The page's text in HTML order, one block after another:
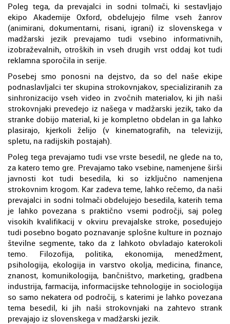
Poleg tega, da prevajalci in sodni tolmači, ki sestavljajo
ekipo Akademije Oxford, obdelujejo filme vseh žanrov
(animirani, dokumentarni, risani, igrani) iz slovenskega v
madžarski jezik prevajamo tudi vsebino informativnih,
izobraževalnih, otroških in vseh drugih vrst oddaj kot tudi
reklamna sporočila in serije.
Posebej smo ponosni na dejstvo, da so del naše ekipe
podnaslavljalci ter skupina strokovnjakov, specializiranih za
sinhronizacijo vseh video in zvočnih materialov, ki jih naši
strokovnjaki prevedejo iz našega v madžarski jezik, tako da
stranke dobijo material, ki je kompletno obdelan in ga lahko
plasirajo, kjerkoli želijo (v kinematografih, na televiziji,
spletu, na radijskih postajah).
Poleg tega prevajamo tudi vse vrste besedil, ne glede na to,
za katero temo gre. Prevajamo tako vsebine, namenjene širši
javnosti kot tudi besedila, ki so izključno namenjena
strokovnim krogom. Kar zadeva teme, lahko rečemo, da naši
prevajalci in sodni tolmači obdelujejo besedila, katerih tema
je lahko povezana s praktično vsemi področji, saj poleg
visokih kvalifikacij v okviru prevajalske stroke, posedujejo
tudi posebno bogato poznavanje splošne kulture in poznajo
številne segmente, tako da z lahkoto obvladajo katerokoli
temo. Filozofija, politika, ekonomija, menedžment,
psihologija, ekologija in varstvo okolja, medicina, finance,
znanost, komunikologija, bančništvo, marketing, gradbena
industrija, farmacija, informacijske tehnologije in sociologija
so samo nekatera od področij, s katerimi je lahko povezana
tema besedil, ki jih naši strokovnjaki na zahtevo strank
prevajajo iz slovenskega v madžarski jezik.